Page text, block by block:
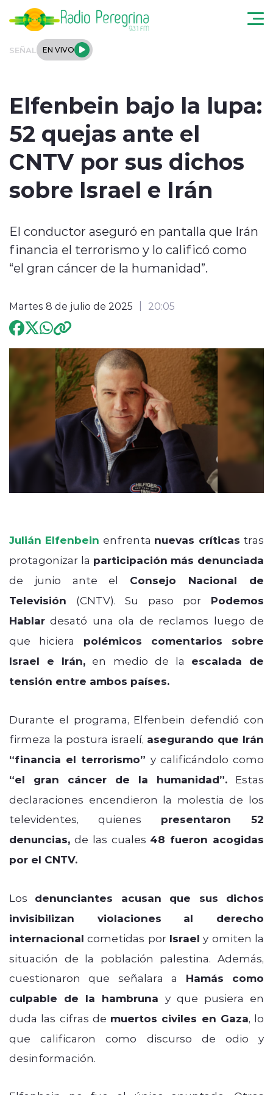
SEÑAL EN VIVO
Tendencias
Podcast
Deportes
Entrevistas
modo claro
Elfenbein bajo la lupa:
52 quejas ante el
CNTV por sus dichos
sobre Israel e Irán
El conductor aseguró en pantalla que Irán
financia el terrorismo y lo calificó como
“el gran cáncer de la humanidad”.
Martes 8 de julio de 2025 20:05
Julián Elfenbein enfrenta nuevas críticas tras
protagonizar la participación más denunciada
de junio ante el Consejo Nacional de
Televisión (CNTV). Su paso por Podemos
Hablar desató una ola de reclamos luego de
que hiciera polémicos comentarios sobre
Israel e Irán, en medio de la escalada de
tensión entre ambos países.
Durante el programa, Elfenbein defendió con
firmeza la postura israelí, asegurando que Irán
“financia el terrorismo” y calificándolo como
“el gran cáncer de la humanidad”. Estas
declaraciones encendieron la molestia de los
televidentes, quienes presentaron 52
denuncias, de las cuales 48 fueron acogidas
por el CNTV.
Los denunciantes acusan que sus dichos
invisibilizan violaciones
al derecho
internacional cometidas por Israel y omiten la
situación de la población palestina. Además,
cuestionaron que señalara a Hamás como
culpable de la hambruna y que pusiera en
duda las cifras de muertos civiles en Gaza, lo
que calificaron como discurso de odio y
desinformación.